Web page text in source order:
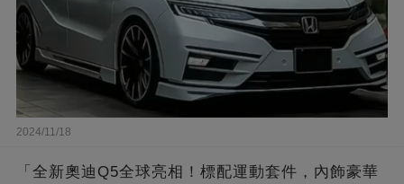
2024/11/18
「全新奧迪Q5全球亮相！標配運動套件，內飾豪華